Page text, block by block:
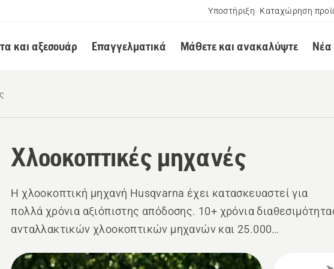
Υποστήριξη Καταχώρηση
και αξεσουάρ Επαγγελματικά Μάθετε και ανακαλύψτε Νέα
Χλοοκοπτικές μηχανές
Η χλοοκοπτική μηχανή Husqvarna έχει κατασκευαστεί για
πολλά χρόνια αξιόπιστης απόδοσης. 10+ χρόνια
ανταλλακτικών χλοοκοπτικών μηχανών και 25.000
χρειάζεστε υποστήριξη
Όλα